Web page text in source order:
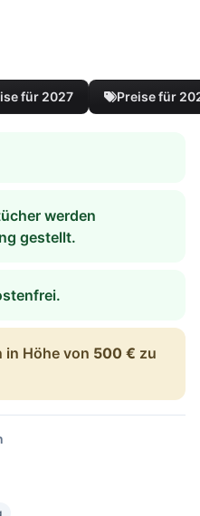
für 2027 Preise für
werden
gestellt.
in Höhe von 500 € zu